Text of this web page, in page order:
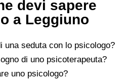
devi sapere
a Leggiuno
una seduta con lo psicologo?
di uno psicoterapeuta?
uno psicologo?